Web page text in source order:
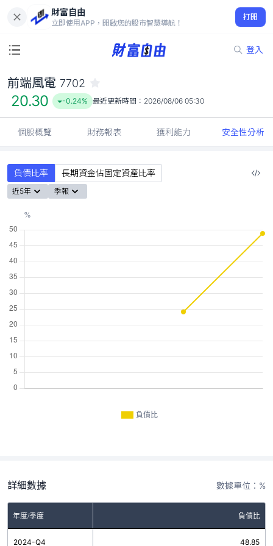
財富自由
立即使用APP，開啟您的股市智慧導航！
打開
登入
20.30
-0.24%
前端風電 7702
20.30 -0.24% 最近更新時間： 2026/08/06 05:30
個股概覽 財務報表 獲利能力 安全性分析
負債比率 長期資金佔固定資產比率
近5年 季報
負債比
詳細數據 數據單位：%
年度/季度 負債比
2024-Q4 48.85